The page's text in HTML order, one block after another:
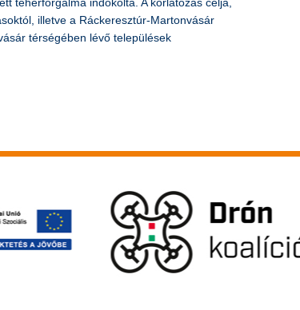
illetve a Ráckeresztúr-Martonvásár
térségében lévő települések